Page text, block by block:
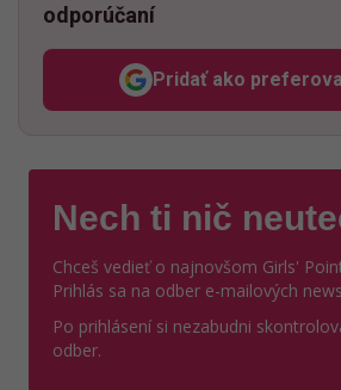
odporúčaní
Pridať ako
Nech ti nič
Chceš vedieť o najnovšom Girls'
Prihlás sa na odber e-mailových
Po prihlásení si nezabudni
odber.